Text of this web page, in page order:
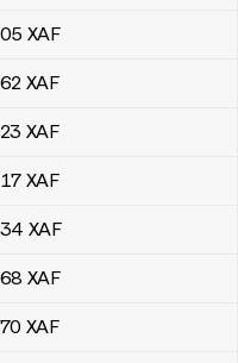
XAF
XAF
XAF
XAF
XAF
XAF
XAF